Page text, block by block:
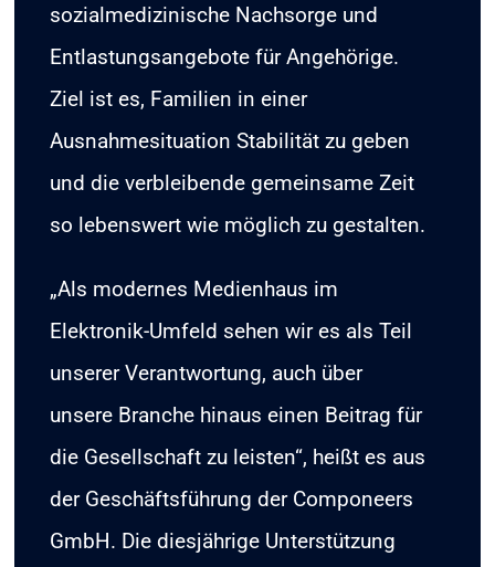
sozialmedizinische Nachsorge und
Entlastungsangebote für Angehörige.
Ziel ist es, Familien in einer
Ausnahmesituation Stabilität zu geben
und die verbleibende gemeinsame Zeit
so lebenswert wie möglich zu gestalten.​
„Als modernes Medienhaus im
Elektronik-Umfeld sehen wir es als Teil
unserer Verantwortung, auch über
unsere Branche hinaus einen Beitrag für
die Gesellschaft zu leisten“, heißt es aus
der Geschäftsführung der Componeers
GmbH. Die diesjährige Unterstützung